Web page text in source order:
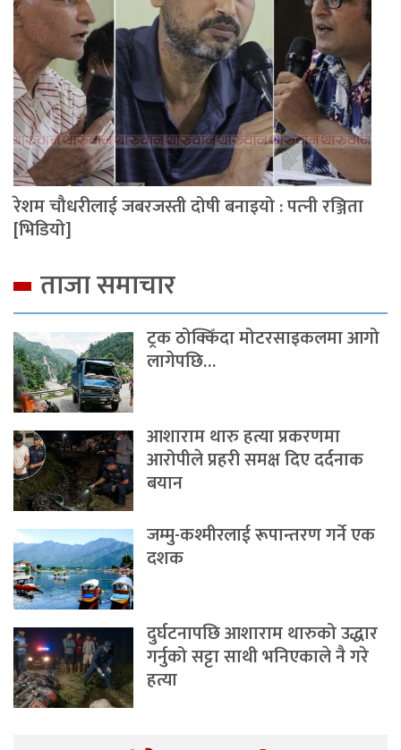
रेशम चौधरीलाई जबरजस्ती दोषी बनाइयो : पत्‍नी रञ्जिता
[भिडियो]
ताजा समाचार
ट्रक ठोक्किँदा मोटरसाइकलमा आगो
लागेपछि…
आशाराम थारु हत्या प्रकरणमा
आरोपीले प्रहरी समक्ष दिए दर्दनाक
बयान
जम्मु-कश्मीरलाई रूपान्तरण गर्ने एक
दशक
दुर्घटनापछि आशाराम थारुको उद्धार
गर्नुको सट्टा साथी भनिएकाले नै गरे
हत्या